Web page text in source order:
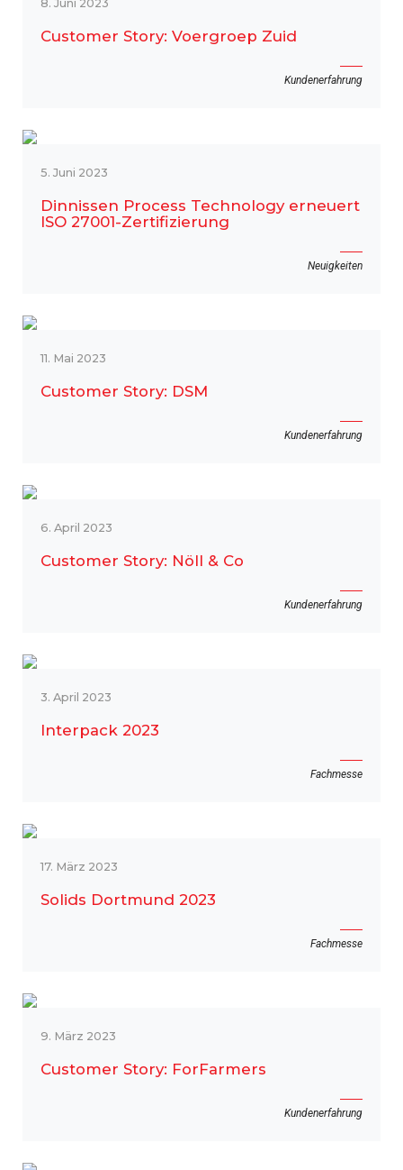
8. Juni 2023
Customer Story: Voergroep Zuid
Kundenerfahrung
5. Juni 2023
Dinnissen Process Technology erneuert
ISO 27001-Zertifizierung
Neuigkeiten
11. Mai 2023
Customer Story: DSM
Kundenerfahrung
6. April 2023
Customer Story: Nöll & Co
Kundenerfahrung
3. April 2023
Interpack 2023
Fachmesse
17. März 2023
Solids Dortmund 2023
Fachmesse
9. März 2023
Customer Story: ForFarmers
Kundenerfahrung